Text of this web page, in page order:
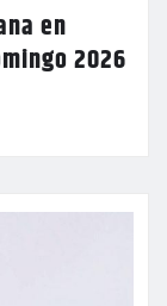
en
2026